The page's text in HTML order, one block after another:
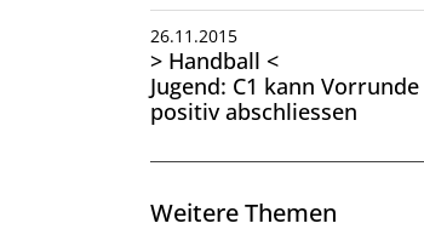
26.11.2015
> Handball <
Jugend: C1 kann Vorrunde
positiv abschliessen
Weitere Themen